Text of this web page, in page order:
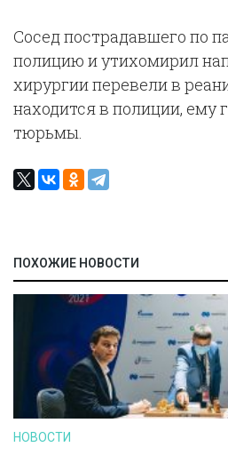
Сосед пострадавшего по
полицию и утихомирил
хирургии перевели в
находится в полиции, ему
тюрьмы.
ПОХОЖИЕ НОВОСТИ
НОВОСТИ